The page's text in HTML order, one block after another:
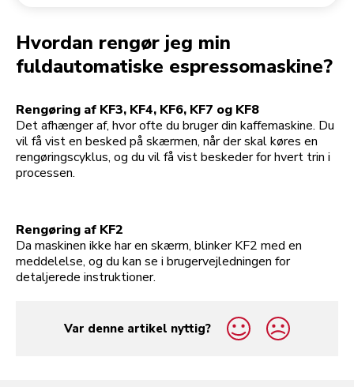
Hvordan rengør jeg min
fuldautomatiske espressomaskine?
Rengøring af KF3, KF4, KF6, KF7 og KF8
Det afhænger af, hvor ofte du bruger din kaffemaskine. Du
vil få vist en besked på skærmen, når der skal køres en
rengøringscyklus, og du vil få vist beskeder for hvert trin i
processen.
Rengøring af KF2
Da maskinen ikke har en skærm, blinker KF2 med en
meddelelse, og du kan se i brugervejledningen for
detaljerede instruktioner.
Var denne artikel nyttig?
yes
no